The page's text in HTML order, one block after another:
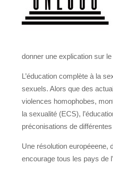
donner une explication sur
L’éducation complète à la
sexuels. Alors que des
violences homophobes,
la sexualité (ECS),
préconisations de
Une résolution européeene,
encourage tous les pays de